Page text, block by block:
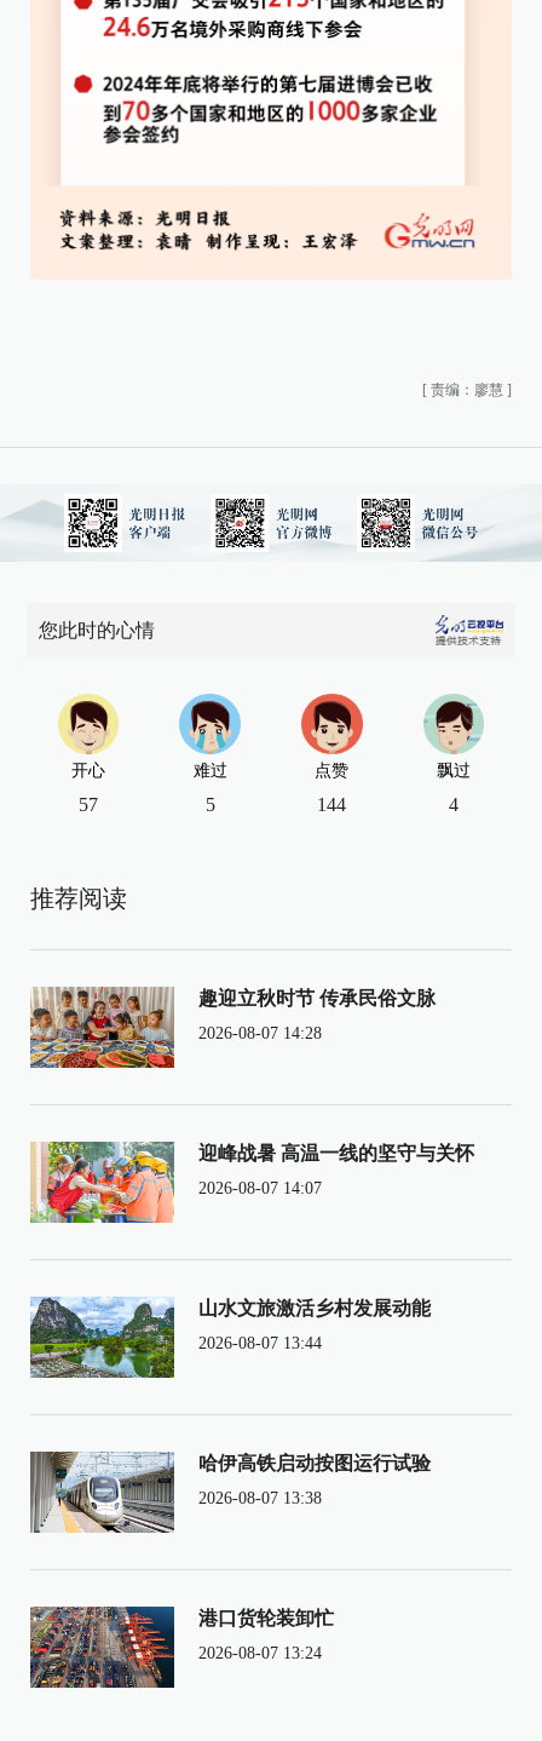
[ 责编：廖慧 ]
您此时的心情
开心
57
难过
5
点赞
144
飘过
4
推荐阅读
趣迎立秋时节 传承民俗文脉
2026-08-07 14:28
迎峰战暑 高温一线的坚守与关怀
2026-08-07 14:07
山水文旅激活乡村发展动能
2026-08-07 13:44
哈伊高铁启动按图运行试验
2026-08-07 13:38
港口货轮装卸忙
2026-08-07 13:24